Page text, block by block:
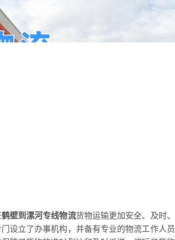
鹤壁到漯河专线物流货物运输更加安全、及时
设立了办事机构，并备有专业的物流工作人